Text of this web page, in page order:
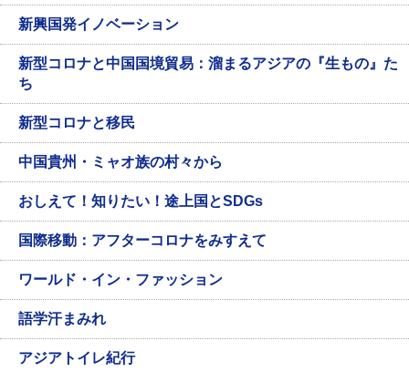
新興国発イノベーション
新型コロナと中国国境貿易：溜まるアジアの『生もの』た
ち
新型コロナと移民
中国貴州・ミャオ族の村々から
おしえて！知りたい！途上国とSDGs
国際移動：アフターコロナをみすえて
ワールド・イン・ファッション
語学汗まみれ
アジアトイレ紀行